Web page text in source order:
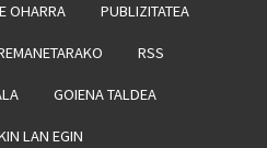
OHARRA PUBLIZITATEA
RSS
GOIENA TALDEA
LAN EGIN